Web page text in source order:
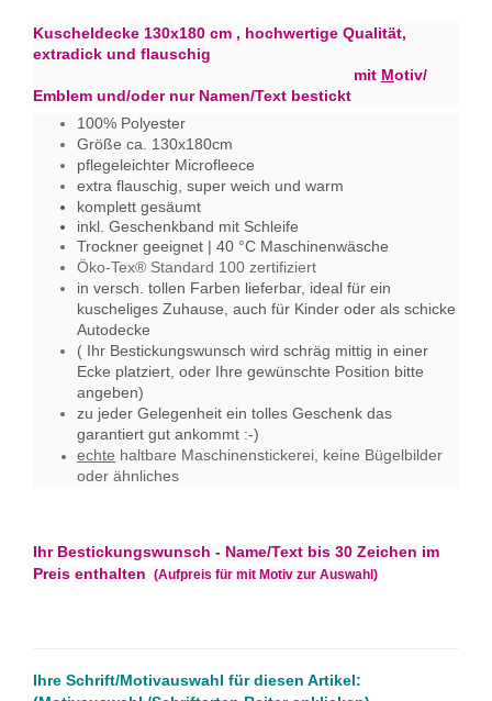
Kuscheldecke 130x180 cm , hochwertige Qualität,
extradick und flauschig
mit Motiv/
Emblem und/oder nur Namen/Text bestickt
100% Polyester
Größe ca. 130x180cm
pflegeleichter Microfleece
extra flauschig, super weich und warm
komplett gesäumt
inkl. Geschenkband mit Schleife
Trockner geeignet | 40 °C Maschinenwäsche
Öko-Tex® Standard 100 zertifiziert
in versch. tollen Farben lieferbar, ideal für ein
kuscheliges Zuhause, auch für Kinder oder als schicke
Autodecke
( Ihr Bestickungswunsch wird schräg mittig in einer
Ecke platziert, oder Ihre gewünschte Position bitte
angeben)
zu jeder Gelegenheit ein tolles Geschenk das
garantiert gut ankommt :-)
echte haltbare Maschinenstickerei,​ keine Bügelbilder
oder ähnliches
Ihr Bestickungswunsch - Name/Text bis 30 Zeichen im
Preis enthalten (Aufpreis für mit Motiv zur Auswahl)
Ihre Schrift/Motivauswahl für diesen Artikel: